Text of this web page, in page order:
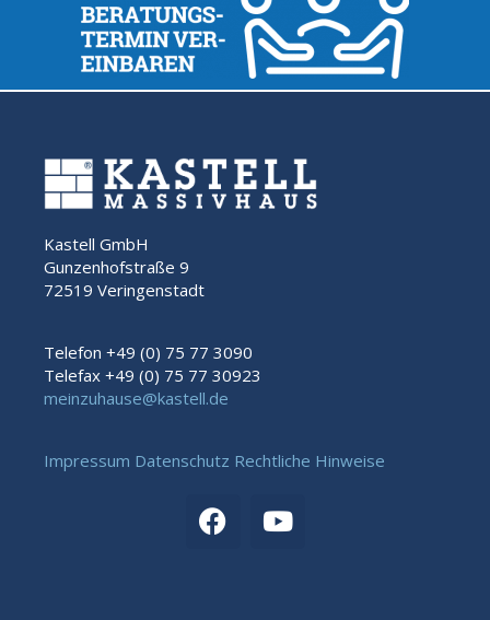
Kastell GmbH
Gunzenhofstraße 9
72519 Veringenstadt
Telefon +49 (0) 75 77 3090
Telefax +49 (0) 75 77 30923
meinzuhause@kastell.de
Impressum Datenschutz Rechtliche Hinweise